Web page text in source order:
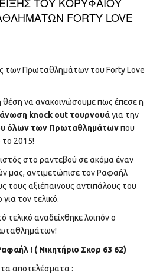
Νέα
FORTY LOVE
των Πρωταθλημάτων του Forty Love
θέση να ανακοινώσουμε πως έπεσε η
knock out τουρνουάγια την
όλων των Πρωταθλημάτωνπου
το 2015!
στο ραντεβού σε ακόμα έναν
μας, αντιμετώπισε τον Ραφαήλ
τους αξιέπαινους αντιπάλους του
για τον τελικό.
αναδείχθηκε λοιπόν ο
! ( Νικητήριο Σκορ 63 62)
αποτελέσματα :